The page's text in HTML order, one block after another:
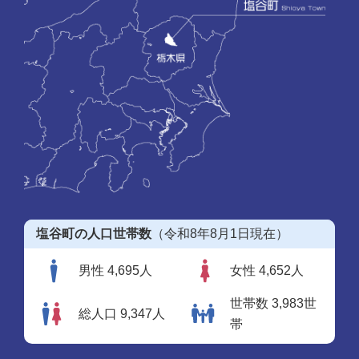
塩谷町の人口世帯数 （令和8年8月1日現在）
男性 4,695人 女性 4,652人
総人口 9,347人
世帯数 3,983世
帯